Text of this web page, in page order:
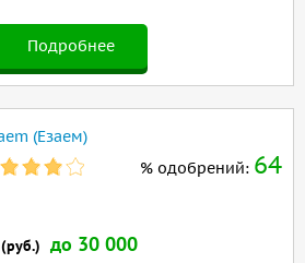
Подробнее
(Езаем)
% одобрений: 64
до 30 000